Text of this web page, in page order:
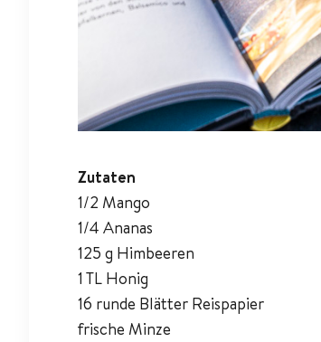
Zutaten
1/2 Mango
1/4 Ananas
125 g Himbeeren
1 TL Honig
16 runde Blätter Reispapier
frische Minze